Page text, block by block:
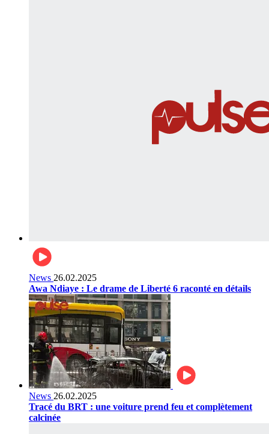
News 26.02.2025
Awa Ndiaye : Le drame de Liberté 6 raconté en détails
News 26.02.2025
Tracé du BRT : une voiture prend feu et complètement
calcinée